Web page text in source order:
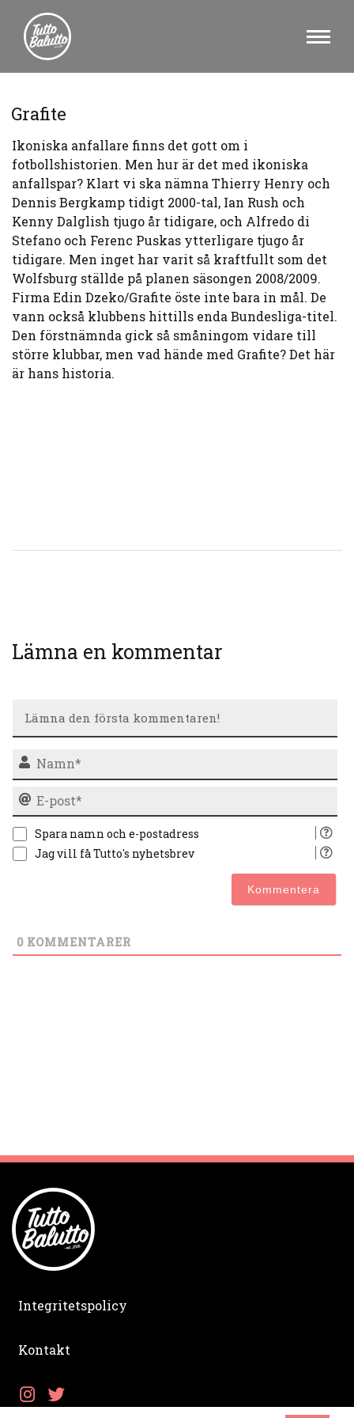
Grafite
Ikoniska anfallare finns det gott om i
fotbollshistorien. Men hur är det med ikoniska
anfallspar? Klart vi ska nämna Thierry Henry och
Dennis Bergkamp tidigt 2000-tal, Ian Rush och
Kenny Dalglish tjugo år tidigare, och Alfredo di
Stefano och Ferenc Puskas ytterligare tjugo år
tidigare. Men inget har varit så kraftfullt som det
Wolfsburg ställde på planen säsongen 2008/2009.
Firma Edin Dzeko/Grafite öste inte bara in mål. De
vann också klubbens hittills enda Bundesliga-titel.
Den förstnämnda gick så småningom vidare till
större klubbar, men vad hände med Grafite? Det här
är hans historia.
Lämna en kommentar
Spara namn och e-postadress
Jag vill få Tutto's nyhetsbrev
0 KOMMENTARER
Integritetspolicy
Kontakt